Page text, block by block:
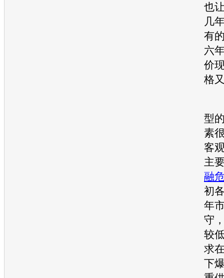
也
几
有
六
价
格
型
素
客
主
融
初
年
守
较
求
下